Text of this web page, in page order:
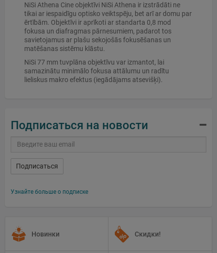
NiSi Athena Cine objektīvi NiSi Athena ir izstrādāti ne
tikai ar iespaidīgu optisko veiktspēju, bet arī ar domu par
ērtībām. Objektīvi ir aprīkoti ar standarta 0,8 mod
fokusa un diafragmas pārnesumiem, padarot tos
savietojamus ar plašu sekojošās fokusēšanas un
matēšanas sistēmu klāstu.
NiSi 77 mm tuvplāna objektīvu var izmantot, lai
samazinātu minimālo fokusa attālumu un radītu
lieliskus makro efektus (iegādājams atsevišķi).
Подписаться на новости
Подписаться
Узнайте больше о подписке
Новинки Скидки!